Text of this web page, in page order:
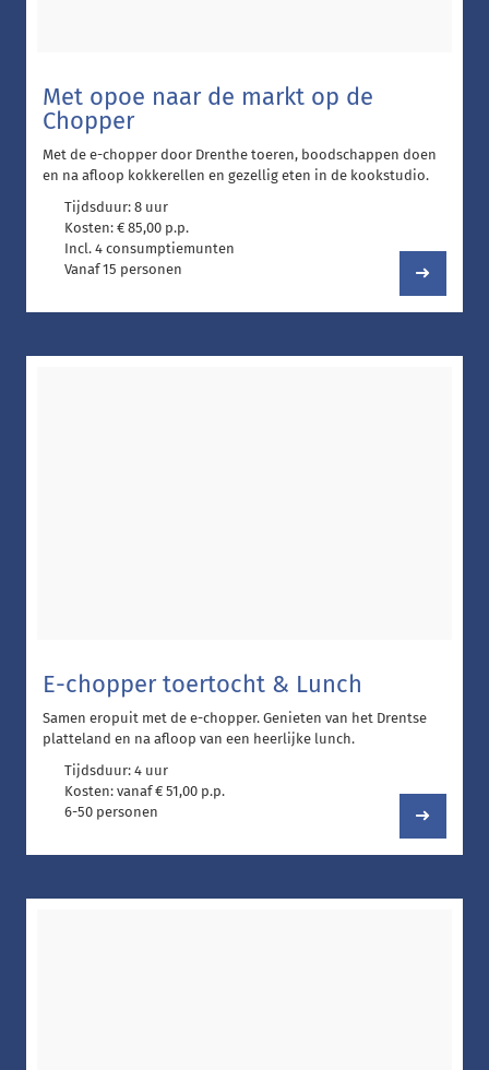
Met opoe naar de markt op de
Chopper
Met de e-chopper door Drenthe toeren, boodschappen doen
en na afloop kokkerellen en gezellig eten in de kookstudio.
Tijdsduur: 8 uur
Kosten: € 85,00 p.p.
Incl. 4 consumptiemunten
Vanaf 15 personen
E-chopper toertocht & Lunch
Samen eropuit met de e-chopper. Genieten van het Drentse
platteland en na afloop van een heerlijke lunch.
Tijdsduur: 4 uur
Kosten: vanaf € 51,00 p.p.
6-50 personen